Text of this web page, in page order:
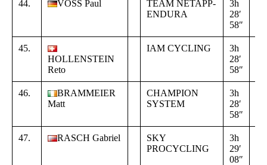
44. VOSS Paul
TEAM NETAPP-
ENDURA
3h
28′
58″
45.
HOLLENSTEIN
Reto
IAM CYCLING
3h
28′
58″
46.
BRAMMEIER
Matt
CHAMPION
SYSTEM
3h
28′
58″
47. RASCH Gabriel
SKY
PROCYCLING
3h
29′
08″